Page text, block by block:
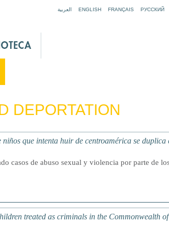
العربية ENGLISH FRANÇAIS РУССКИЙ
DEPORTATION
que intenta huir de centroamérica se duplica
casos de abuso sexual y violencia por parte de
treated as criminals in the Commonwealth